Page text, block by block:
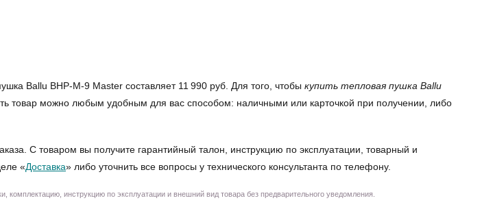
Ballu BHP-M-9 Master составляет 11 990 руб. Для того, чтобы купить тепловая пушка Ballu
товар можно любым удобным для вас способом: наличными или карточкой при получении, либо
С товаром вы получите гарантийный талон, инструкцию по эксплуатации, товарный и
«Доставка» либо уточнить все вопросы у технического консультанта по телефону.
инструкцию по эксплуатации и внешний вид товара без предварительного уведомления.